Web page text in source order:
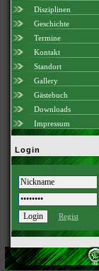
Disziplinen
Geschichte
Termine
Kontakt
Standort
Gallery
Gästebuch
Downloads
Impressum
Login
Regist